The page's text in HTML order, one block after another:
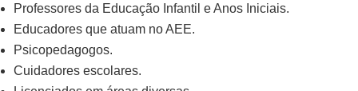
Professores da Educação Infantil e Anos Iniciais.
Educadores que atuam no AEE.
Psicopedagogos.
Cuidadores escolares.